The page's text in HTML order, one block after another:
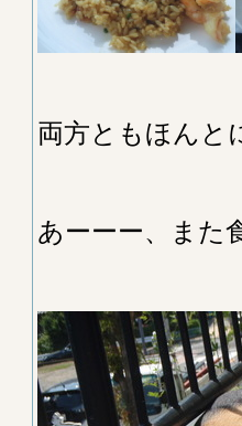
両方ともほんと
あーーー、また